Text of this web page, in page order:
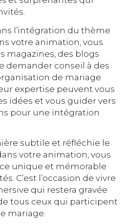
l’intégration du thème
votre animation, vous
magazines, des blogs
demander conseil à des
de mariage.
expertise peuvent vous
idées et vous guider vers
pour une intégration
subtile et réfléchie le
votre animation, vous
unique et mémorable
C’est l’occasion de vivre
qui restera gravée
tous ceux qui participent
mariage.